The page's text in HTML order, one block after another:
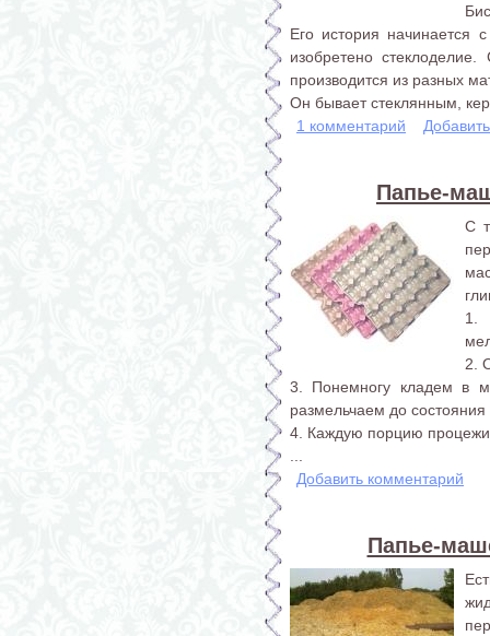
Его история начинается
изобретено
производится из разных
Он бывает стеклянным,
1 комментарий
Папье-
С
1.
2.
3. Понемногу кладем в
размельчаем до
4. Каждую порцию
Добавить комментарий
Папье-